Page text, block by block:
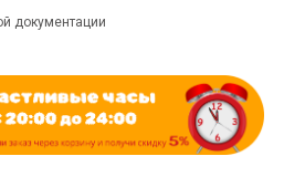
документации